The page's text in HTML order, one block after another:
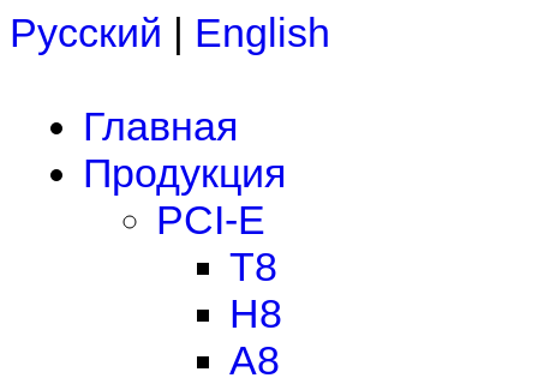
Русский | English
Главная
Продукция
PCI-E
T8
H8
A8